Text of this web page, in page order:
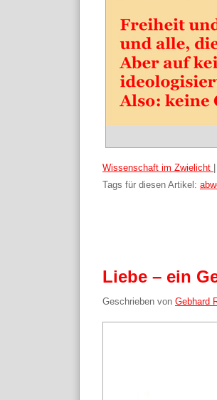
Kategorien:
Wissenschaft im Zwielicht
Tags für diesen Artikel:
Liebe – ein
Geschrieben von Gebhard